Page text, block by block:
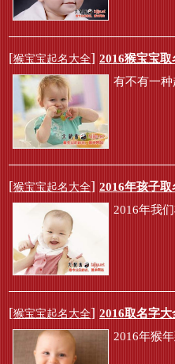
[猴宝宝起名大全] 2016猴宝宝
有不有一
[猴宝宝起名大全] 2016年孩子
2016年我
[猴宝宝起名大全] 2016取名字大
2016年猴